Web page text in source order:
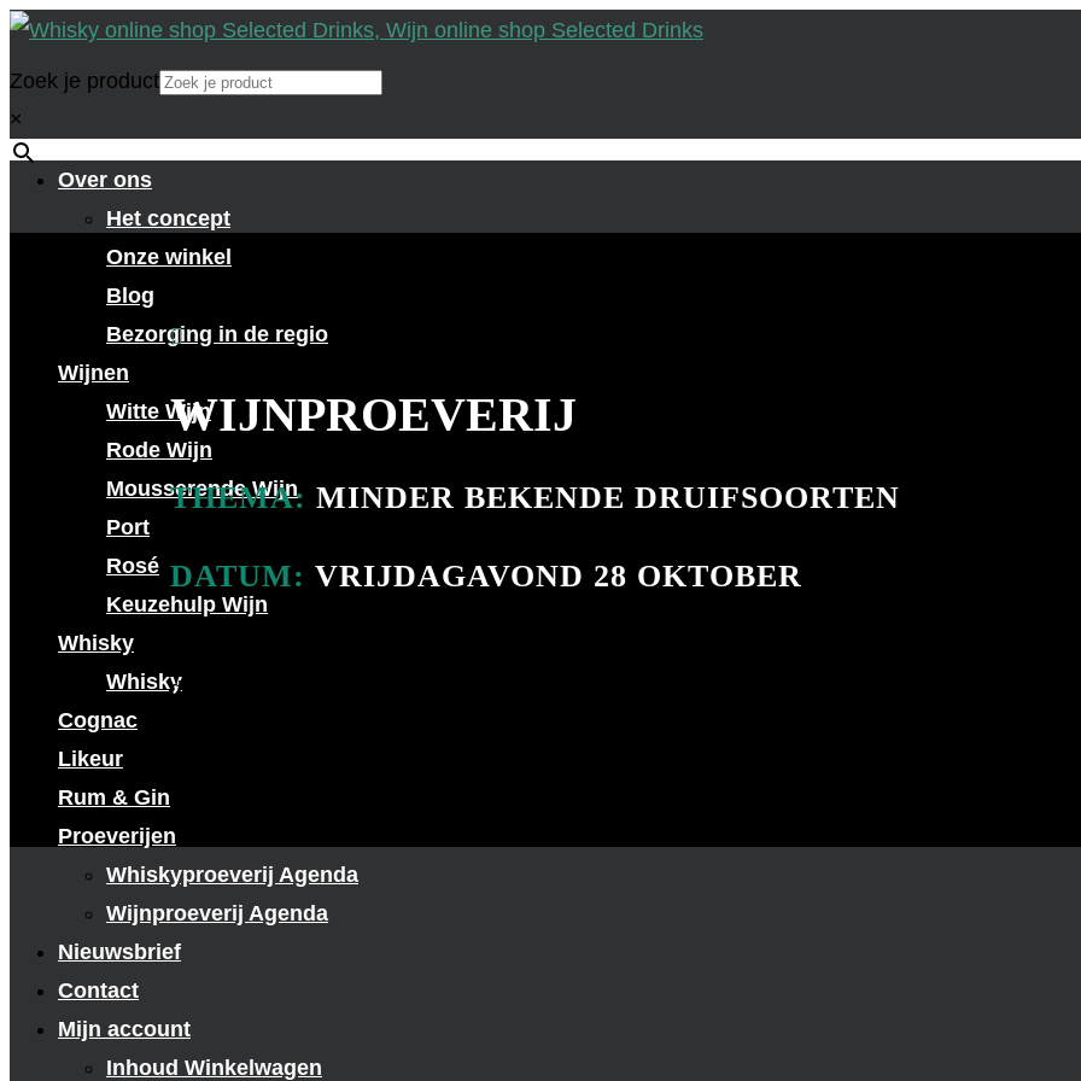
Zoek je product
×
Over ons
Het concept
Onze winkel
Blog
Bezorging in de regio
Wijnen
Witte Wijn
Rode Wijn
Mousserende Wijn
Port
Rosé
Keuzehulp Wijn
Whisky
Whisky
Cognac
Likeur
Rum & Gin
Proeverijen
Whiskyproeverij Agenda
Wijnproeverij Agenda
Nieuwsbrief
Contact
Mijn account
Inhoud Winkelwagen

WIJNPROEVERIJ
THEMA: MINDER BEKENDE DRUIFSOORTEN
DATUM: VRIJDAGAVOND 28 OKTOBER
druivensoort niet kent. In deze proeverij laten we je ervaren dat de wijnen van druivensoorten